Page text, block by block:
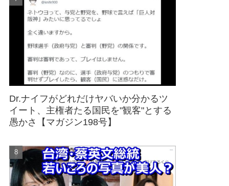
Dr.ナイフがどれだけヤバいか分かるツ
イート、主権者たる国民を"観客"とする
愚かさ【マガジン198号】